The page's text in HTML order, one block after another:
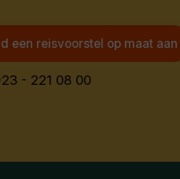
een reisvoorstel op maat aan
- 221 08 00